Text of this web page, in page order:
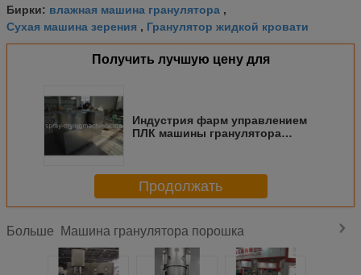
Бирки: влажная машина гранулятора ,
Сухая машина зерения , Гранулятор жидкой кровати
Получить лучшую цену для
Индустрия фарм управлением
ПЛК машины гранулятора
Продолжать
Больше Машина гранулятора порошка